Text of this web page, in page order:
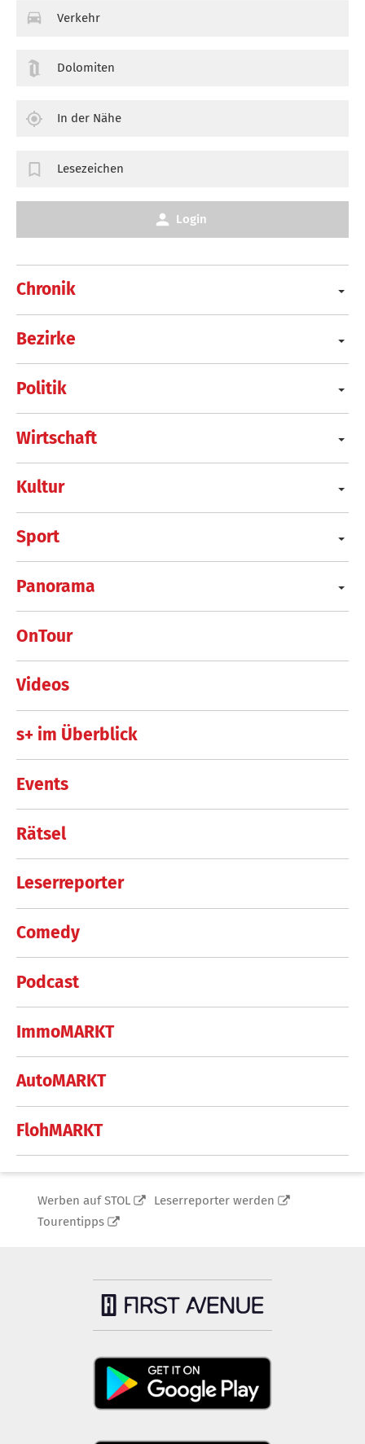
Chronik
Bezirke
Politik
Wirtschaft
Kultur
Sport
Panorama
OnTour
Videos
s+ im Überblick
Events
Rätsel
Leserreporter
Comedy
Podcast
ImmoMARKT
AutoMARKT
FlohMARKT
Verkehr
Dolomiten
In der Nähe
Lesezeichen
Login
Werben auf STOL
Leserreporter werden
Tourentipps